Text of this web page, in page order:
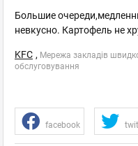
Київ, Хрещатик -
вул. Хрещатик, 13
Хрещатик, Майдан
відгуків: 0
Большие
невкусно. Картофель не
KFC , Мережа закладів
обслуговування
facebook